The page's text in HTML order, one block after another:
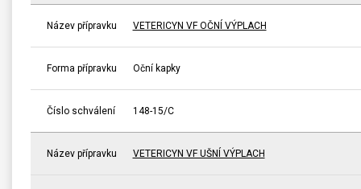
Název přípravku VETERICYN VF OČNÍ VÝPLACH
Forma přípravku Oční kapky
Číslo schválení 148-15/C
Název přípravku VETERICYN VF UŠNÍ VÝPLACH